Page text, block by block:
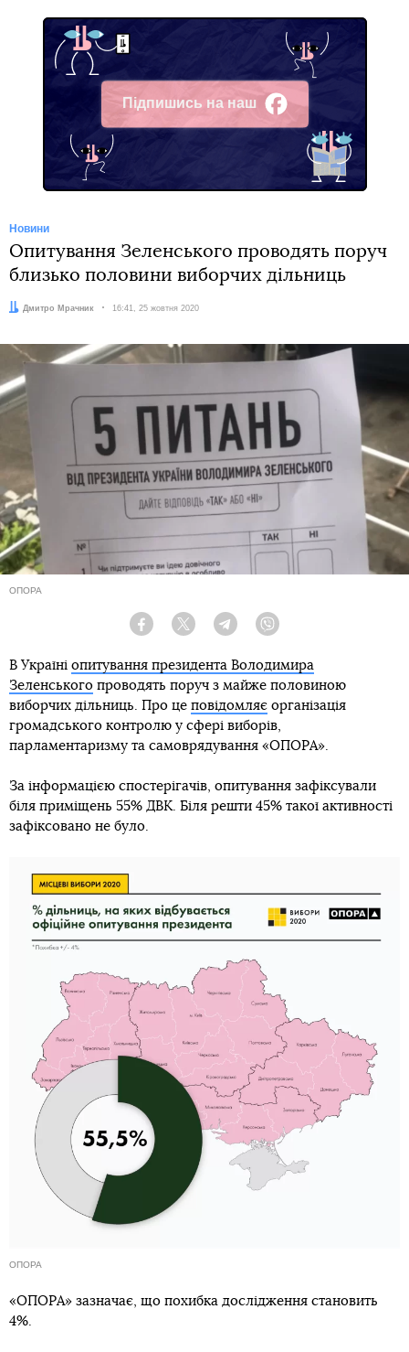
Підпишись на наш
Facebook
Новини
Опитування Зеленського проводять поруч
близько половини виборчих дільниць
Автор:
Дмитро Мрачник Дата:
16:41, 25 жовтня 2020
ОПОРА
Facebook Twitter Telegram
В Україні опитування президента Володимира
Зеленського проводять поруч з майже половиною
виборчих дільниць. Про це повідомляє організація
громадського контролю у сфері виборів,
парламентаризму та самоврядування «ОПОРА».
За інформацією спостерігачів, опитування зафіксували
біля приміщень 55% ДВК. Біля решти 45% такої активності
зафіксовано не було.
ОПОРА
«ОПОРА» зазначає, що похибка дослідження становить
4%.